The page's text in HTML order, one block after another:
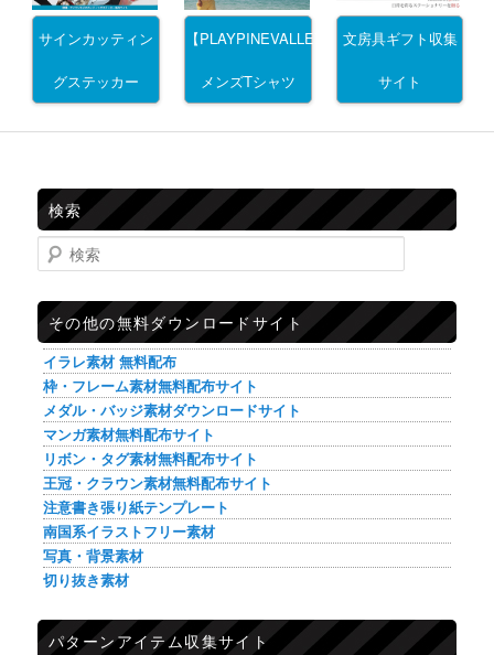
サインカッティン
グステッカー
【PLAYPINEVALLEY】
メンズTシャツ
文房具ギフト収集
サイト
検索
検索
その他の無料ダウンロードサイト
イラレ素材 無料配布
枠・フレーム素材無料配布サイト
メダル・バッジ素材ダウンロードサイト
マンガ素材無料配布サイト
リボン・タグ素材無料配布サイト
王冠・クラウン素材無料配布サイト
注意書き張り紙テンプレート
南国系イラストフリー素材
写真・背景素材
切り抜き素材
パターンアイテム収集サイト